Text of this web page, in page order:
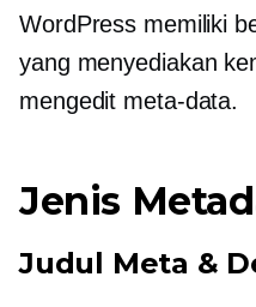
WordPress memiliki
yang menyediakan
mengedit meta-data.
Jenis
Judul Meta &